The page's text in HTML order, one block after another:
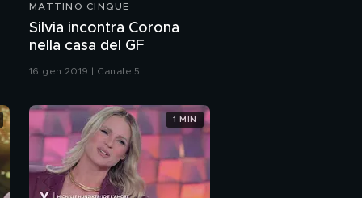
MATTINO CINQUE
Silvia incontra Corona
nella casa del GF
16 gen 2019 | Canale 5
1 MIN